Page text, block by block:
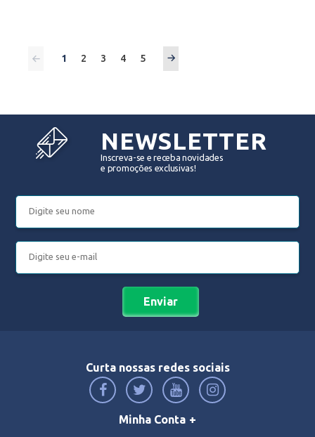
1 2 3 4 5
NEWSLETTER
Inscreva-se e receba novidades
e promoções exclusivas!
Enviar
Curta nossas redes sociais
Minha Conta